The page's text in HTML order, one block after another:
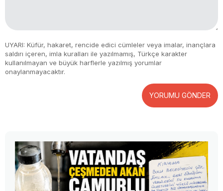
UYARI: Küfür, hakaret, rencide edici cümleler veya imalar, inançlara
saldırı içeren, imla kuralları ile yazılmamış, Türkçe karakter
kullanılmayan ve büyük harflerle yazılmış yorumlar
onaylanmayacaktır.
YORUMU GÖNDER